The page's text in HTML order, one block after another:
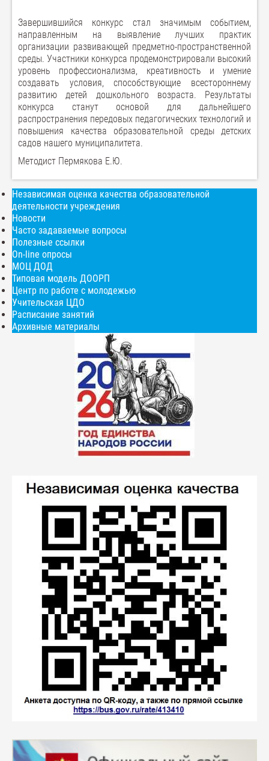
Завершившийся конкурс стал значимым событием,
направленным на выявление лучших практик
организации развивающей предметно-пространственной
среды. Участники конкурса продемонстрировали высокий
уровень профессионализма, креативность и умение
создавать условия, способствующие всестороннему
развитию детей дошкольного возраста. Результаты
конкурса станут основой для дальнейшего
распространения передовых педагогических технологий и
повышения качества образовательной среды детских
садов нашего муниципалитета.
Методист Пермякова Е.Ю.
Независимая оценка качества образовательной
деятельности учреждения
Новости
Часто задаваемые вопросы
Полезные ссылки
On-line опросы
МОЦ ДОД
Типовая модель ДООРП
Центр по работе с молодежью
Учительская ЦДО
Расписание занятий
Архивные материалы